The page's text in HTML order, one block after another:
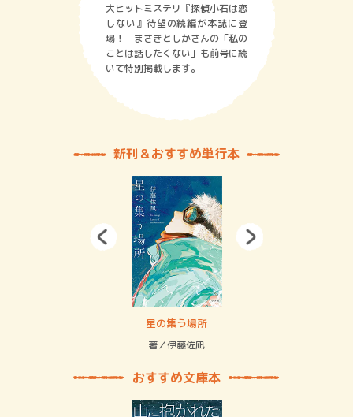
大ヒットミステリ『探偵小石は恋
しない』待望の続編が本誌に登
場！ まさきとしかさんの「私の
ことは話したくない」も前号に続
いて特別掲載します。
新刊＆おすすめ単行本
星の集う場所
著／伊藤佐凪
おすすめ文庫本